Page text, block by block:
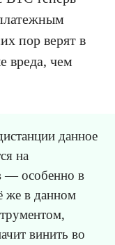
пор верят в
вреда, чем
данное
на
— особенно в
же в данном
винить во